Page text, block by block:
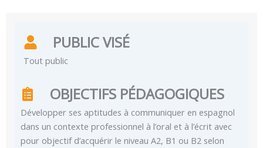
PUBLIC VISÉ
Tout public
OBJECTIFS PÉDAGOGIQUES
Développer ses aptitudes à communiquer en espagnol
dans un contexte professionnel à l’oral et à l’écrit avec
pour objectif d’acquérir le niveau A2, B1 ou B2 selon